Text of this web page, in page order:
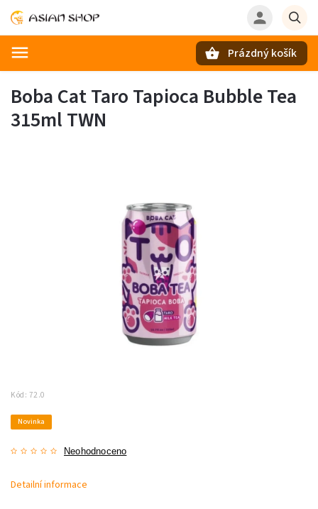
Prázdný košík
Boba Cat Taro Tapioca Bubble Tea
315ml TWN
Kód: 72.0
Novinka
Neohodnoceno
Detailní informace